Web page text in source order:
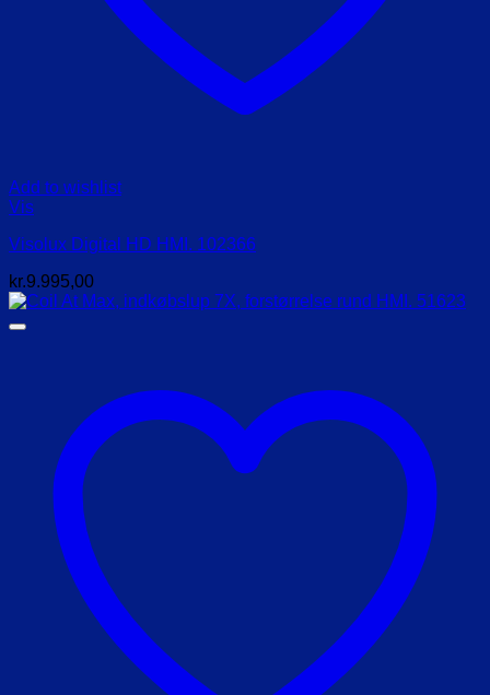
Add to wishlist
Vis
Visolux Digital HD HMI. 102366
kr.9.995,00